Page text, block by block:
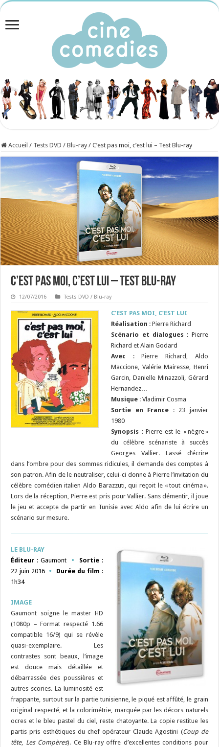
Accueil / Tests DVD / Blu-ray / C’est pas moi, c’est lui – Test Blu-ray
C’est pas moi, c’est lui – Test Blu-ray
12/07/2016 Tests DVD / Blu-ray
C’EST PAS MOI, C’EST LUI
Réalisation : Pierre Richard
Scénario et dialogues : Pierre
Richard et Alain Godard
Avec : Pierre Richard, Aldo
Maccione, Valérie Mairesse, Henri
Garcin, Danielle Minazzoli, Gérard
Hernandez…
Musique : Vladimir Cosma
Sortie en France : 23 janvier
1980
Synopsis : Pierre est le « nègre »
du célèbre scénariste à succès
Georges Vallier. Lassé d’écrire
dans l’ombre pour des sommes ridicules, il demande des comptes à
son patron. Afin de le neutraliser, celui-ci donne à Pierre l’invitation du
célèbre comédien italien Aldo Barazzuti, qui reçoit le « tout cinéma ».
Lors de la réception, Pierre est pris pour Vallier. Sans démentir, il joue
le jeu et accepte de partir en Tunisie avec Aldo afin de lui écrire un
scénario sur mesure.
LE BLU-RAY
Éditeur : Gaumont • Sortie:
22 juin 2016 • Durée du film :
1h34
IMAGE
Gaumont soigne le master HD
(1080p – Format respecté 1.66
compatible 16/9) qui se révèle
quasi-exemplaire. Les
contrastes sont beaux, l’image
est douce mais détaillée et
débarrassée des poussières et
autres scories. La luminosité est
frappante, surtout sur la partie tunisienne, le piqué est affûté, le grain
original respecté, et la colorimétrie, marquée par les décors naturels
ocres et le bleu pastel du ciel, reste chatoyante. La copie restitue les
partis pris esthétiques du chef opérateur Claude Agostini (Coup de
tête, Les Compères). Ce Blu-ray offre d’excellentes conditions pour